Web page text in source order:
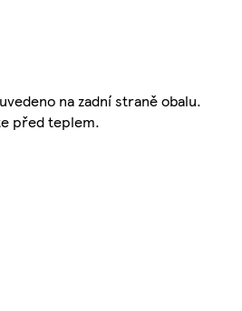
na zadní straně obalu.
před teplem.